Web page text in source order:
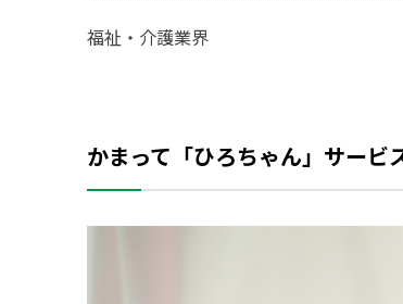
福祉・介護業界
かまって「ひろちゃん」サービ